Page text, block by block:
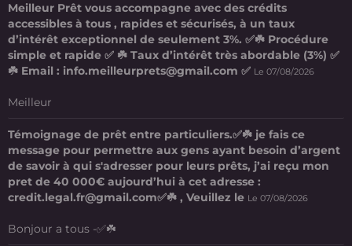
Meilleur Prêt vous accompagne avec des crédits
accessibles à tous , rapides et sécurisés, à un taux
d’intérêt exceptionnel de seulement 3%. ✅☘️ Procédure
simple et rapide ✅ ☘️ Taux d’intérêt très abordable (3%) ✅
☘️ Email : info.meilleurprets@gmail.com ✅ Le 07/08/2026
Meilleur
Témoignage de prêt entre particuliers.✅☘️ je fais ce
message pour permettre aux gens ayant besoin d’argent
de savoir à qui s'adresser pour leurs prêts, j’ai reçu mon
pret de 40 000€ aujourd’hui à cet adresse :
credit.legal.fr@gmail.com✅☘️ , Veuillez le Le 07/08/2026
Bonjour a tous -✅☘️